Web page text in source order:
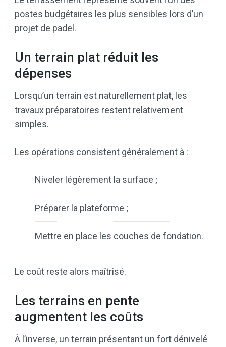
postes budgétaires les plus sensibles lors d’un
projet de padel.
Un terrain plat réduit les
dépenses
Lorsqu’un terrain est naturellement plat, les
travaux préparatoires restent relativement
simples.
Les opérations consistent généralement à :
Niveler légèrement la surface ;
Préparer la plateforme ;
Mettre en place les couches de fondation.
Le coût reste alors maîtrisé.
Les terrains en pente
augmentent les coûts
À l’inverse, un terrain présentant un fort dénivelé